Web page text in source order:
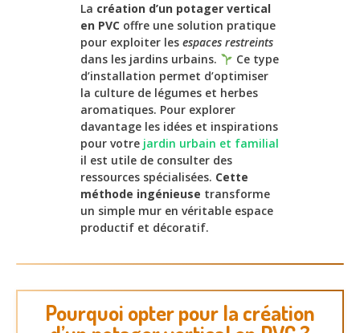
La création d’un potager vertical
en PVC offre une solution pratique
pour exploiter les espaces restreints
dans les jardins urbains.
Ce type
d’installation permet d’optimiser
la culture de légumes et herbes
aromatiques. Pour explorer
davantage les idées et inspirations
pour votre jardin urbain et familial
il est utile de consulter des
ressources spécialisées. Cette
méthode ingénieuse transforme
un simple mur en véritable espace
productif et décoratif.
Pourquoi opter pour la création